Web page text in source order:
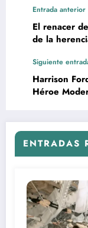
Entrada anterior
El renacer
de la
Siguiente
Harrison
Héroe
ENTRADAS